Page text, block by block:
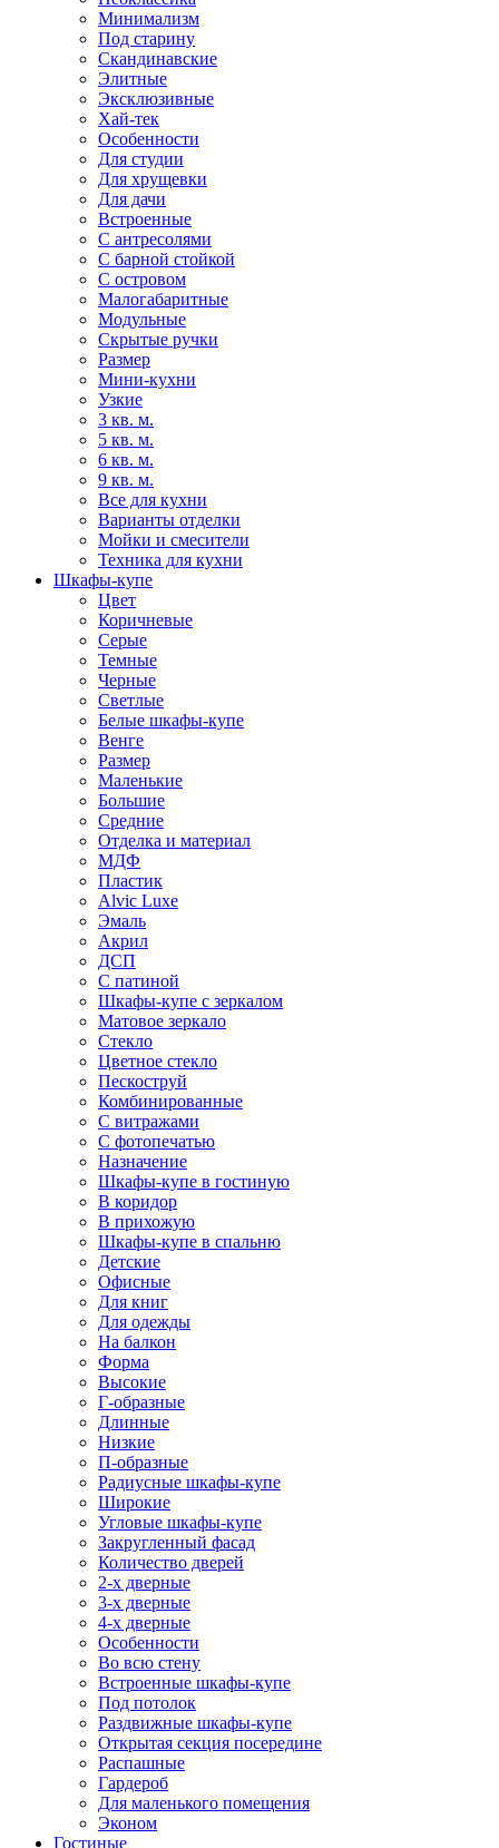
Минимализм
Под старину
Скандинавские
Элитные
Эксклюзивные
Хай-тек
Особенности
Для студии
Для хрущевки
Для дачи
Встроенные
С антресолями
С барной стойкой
С островом
Малогабаритные
Модульные
Скрытые ручки
Размер
Мини-кухни
Узкие
3 кв. м.
5 кв. м.
6 кв. м.
9 кв. м.
Все для кухни
Варианты отделки
Мойки и смесители
Техника для кухни
Шкафы-купе
Цвет
Коричневые
Серые
Темные
Черные
Светлые
Белые шкафы-купе
Венге
Размер
Маленькие
Большие
Средние
Отделка и материал
МДФ
Пластик
Alvic Luxe
Эмаль
Акрил
ДСП
С патиной
Шкафы-купе с зеркалом
Матовое зеркало
Стекло
Цветное стекло
Пескоструй
Комбинированные
С витражами
С фотопечатью
Назначение
Шкафы-купе в гостиную
В коридор
В прихожую
Шкафы-купе в спальню
Детские
Офисные
Для книг
Для одежды
На балкон
Форма
Высокие
Г-образные
Длинные
Низкие
П-образные
Радиусные шкафы-купе
Широкие
Угловые шкафы-купе
Закругленный фасад
Количество дверей
2-х дверные
3-х дверные
4-х дверные
Особенности
Во всю стену
Встроенные шкафы-купе
Под потолок
Раздвижные шкафы-купе
Открытая секция посередине
Распашные
Гардероб
Для маленького помещения
Эконом
Гостиные